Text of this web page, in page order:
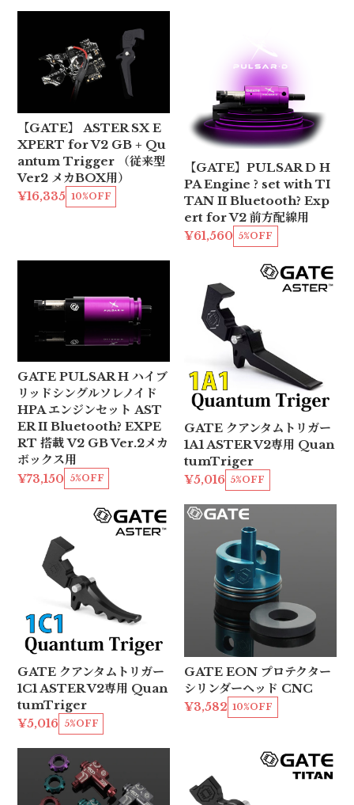
【GATE】 ASTER SX E
XPERT for V2 GB + Qu
antum Trigger （従来型
Ver2 メカBOX用）
¥16,335 10%OFF
【GATE】PULSAR D H
PA Engine ? set with TI
TAN II Bluetooth? Exp
ert for V2 前方配線用
¥61,560 5%OFF
GATE PULSAR H ハイブ
リッドシングルソレノイド
HPA エンジンセット AST
ER II Bluetooth? EXPE
RT 搭載 V2 GB Ver.2メカ
ボックス用
¥73,150 5%OFF
GATE クアンタムトリガー
1A1 ASTER V2専用 Quan
tumTriger
¥5,016 5%OFF
GATE クアンタムトリガー
1C1 ASTER V2専用 Quan
tumTriger
¥5,016 5%OFF
GATE EON プロテクター
シリンダーヘッド CNC
¥3,582 10%OFF